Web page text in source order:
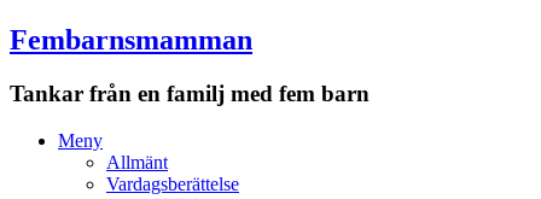
Fembarnsmamman
Tankar från en familj med fem barn
Meny
HoppaMeny
Allmänt
Vardagsberättelse